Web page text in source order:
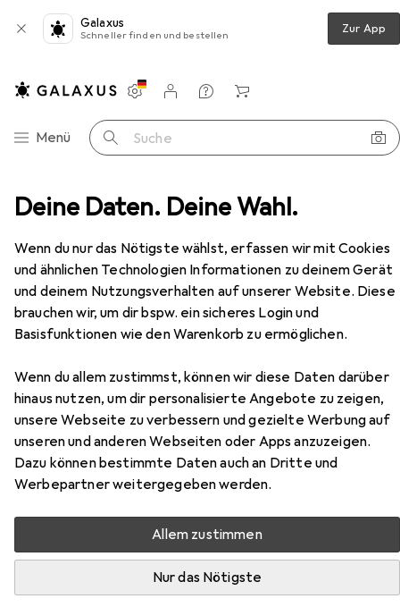
Deine Daten. Deine Wahl.
Wenn du nur das Nötigste wählst, erfassen wir mit Cookies
und ähnlichen Technologien Informationen zu deinem Gerät
und deinem Nutzungsverhalten auf unserer Website. Diese
brauchen wir, um dir bspw. ein sicheres Login und
Basisfunktionen wie den Warenkorb zu ermöglichen.
Wenn du allem zustimmst, können wir diese Daten darüber
hinaus nutzen, um dir personalisierte Angebote zu zeigen,
unsere Webseite zu verbessern und gezielte Werbung auf
unseren und anderen Webseiten oder Apps anzuzeigen.
Dazu können bestimmte Daten auch an Dritte und
Werbepartner weitergegeben werden.
Allem zustimmen
Nur das Nötigste
Galaxus
Schneller finden und bestellen Zur App
Navigation nach Kategorien
Menü Suche
Einstellungen
Kundenkonto
Vergleichslisten
Merklisten
Warenkorb
Lexibook Marvel Spider-Man Flipperspiel
EUR
40,10
LexibookMarvel Spider-Man Flipperspiel
Zubehör für Lexibook Marvel
Spider-Man Flipperspiel
Hier findest du passendes Zubehör zum Produkt Lexibook
Marvel Spider-Man Flipperspiel aus der Kategorie